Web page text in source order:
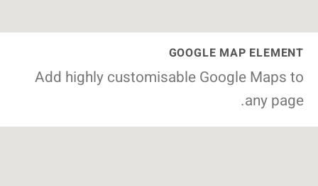
GOOGLE MAP ELEMENT
Add highly customisable Google Maps to
any page.